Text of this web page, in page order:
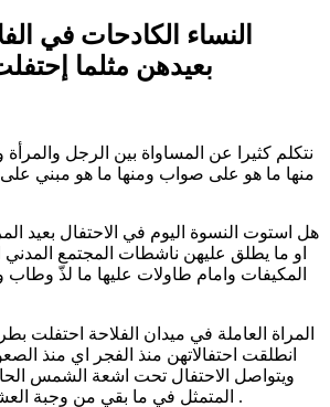
النساء الكادحات في
بعيدهن مثلما
نتكلم كثيرا عن المساواة بين الرجل
منها ما هو على صواب ومنها ما هو مبني
هل استوت النسوة اليوم في الاحتفال بعيد
او ما يطلق عليهن ناشطات المجتمع
المكيفات وامام طاولات عليها ما لذّ
المراة العاملة في ميدان الفلاحة احتفلت
انطلقت احتفالاتهن منذ الفجر اي منذ
ويتواصل الاحتفال تحت اشعة الشمس
المتمثل في ما بقي من وجبة العشاء او سردينة وهريسة .